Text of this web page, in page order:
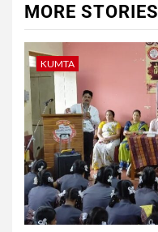
MORE STORIES
KUMTA